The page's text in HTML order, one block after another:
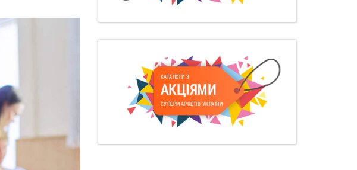
КАТАЛОГИ З
АКЦІЯМИ
СУПЕРМАРКЕТІВ УКРАЇНИ